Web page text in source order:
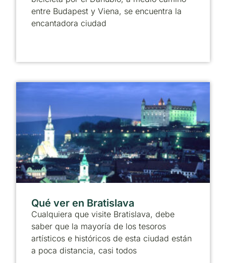
entre Budapest y Viena, se encuentra la
encantadora ciudad
Qué ver en Bratislava
Cualquiera que visite Bratislava, debe
saber que la mayoría de los tesoros
artísticos e históricos de esta ciudad están
a poca distancia, casi todos